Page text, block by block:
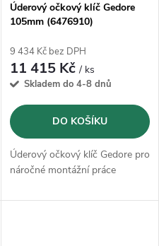
Úderový očkový klíč Gedore
105mm (6476910)
9 434 Kč bez DPH
11 415 Kč/ ks
Skladem do 4-8 dnů
DO KOŠÍKU
Úderový očkový klíč Gedore pro
náročné montážní práce